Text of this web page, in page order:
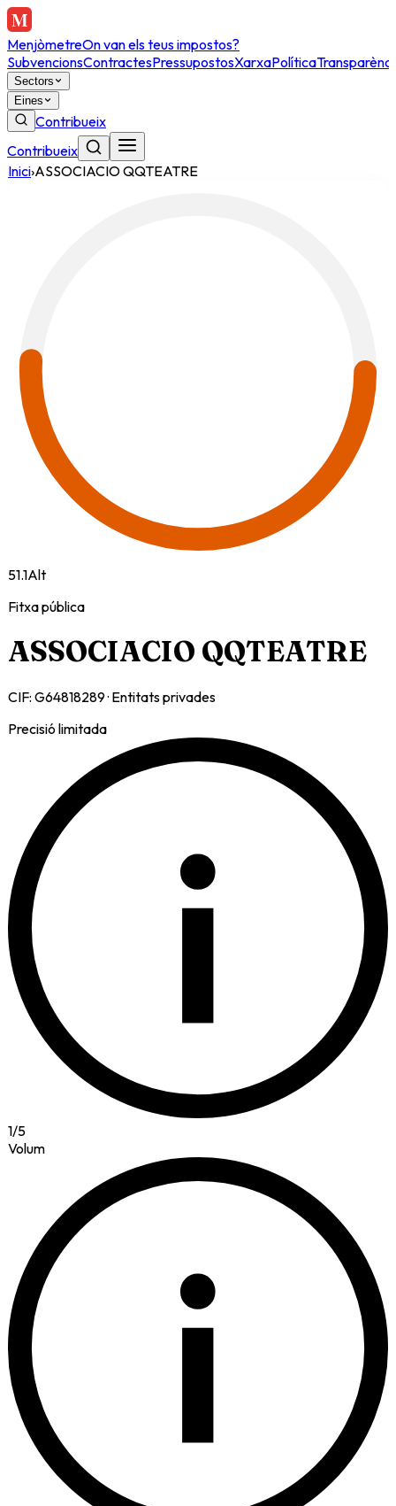
MenjòmetreOn van els teus impostos?
SubvencionsContractesPressupostosXarxaPolítica
Sectors
Eines
Contribueix
Contribueix
Inici›ASSOCIACIO QQTEATRE
51.1Alt
Fitxa pública
ASSOCIACIO QQTEATRE
CIF: G64818289· Entitats privades
Precisió limitada
i
1/5
Volum
i